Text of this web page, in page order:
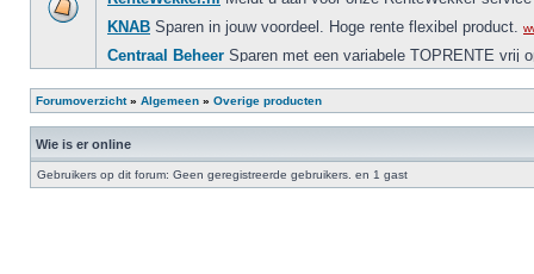
Forumoverzicht» Algemeen » Overige producten
Wie is er online
Gebruikers op dit forum: Geen geregistreerde gebruikers. en 1 gast